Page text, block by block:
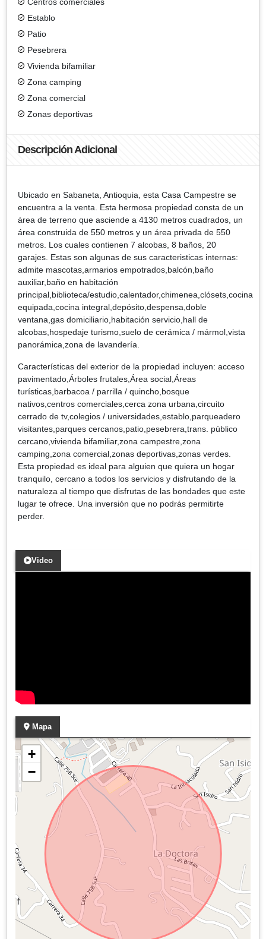
Establo
Patio
Pesebrera
Vivienda bifamiliar
Zona camping
Zona comercial
Zonas deportivas
Descripción Adicional
Ubicado en Sabaneta, Antioquia, esta Casa Campestre se
encuentra a la venta. Esta hermosa propiedad consta de un
área de terreno que asciende a 4130 metros cuadrados, un
área construida de 550 metros y un área privada de 550
metros. Los cuales contienen 7 alcobas, 8 baños, 20
garajes. Estas son algunas de sus caracteristicas internas:
admite mascotas,armarios empotrados,balcón,baño
auxiliar,baño en habitación
principal,biblioteca/estudio,calentador,chimenea,clósets,cocina
equipada,cocina integral,depósito,despensa,doble
ventana,gas domiciliario,habitación servicio,hall de
alcobas,hospedaje turismo,suelo de cerámica / mármol,vista
panorámica,zona de lavandería.
Características del exterior de la propiedad incluyen: acceso
pavimentado,Árboles frutales,Área social,Áreas
turísticas,barbacoa / parrilla / quincho,bosque
nativos,centros comerciales,cerca zona urbana,circuito
cerrado de tv,colegios / universidades,establo,parqueadero
visitantes,parques cercanos,patio,pesebrera,trans. público
cercano,vivienda bifamiliar,zona campestre,zona
camping,zona comercial,zonas deportivas,zonas verdes.
Esta propiedad es ideal para alguien que quiera un hogar
tranquilo, cercano a todos los servicios y disfrutando de la
naturaleza al tiempo que disfrutas de las bondades que este
lugar te ofrece. Una inversión que no podrás permitirte
perder.
Video
Mapa
+
−